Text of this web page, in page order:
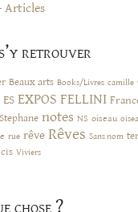
Articles
retrouver
Beaux arts Books/Livres camille
ES EXPOS FELLINI
notes NS oiseau
rue rêve Rêves Sans nom
Viviers
chose ?